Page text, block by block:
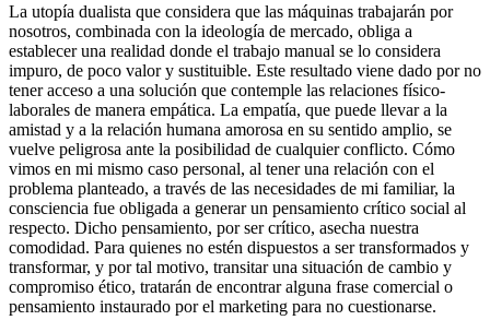
La utopía dualista que considera que las máquinas trabajarán por
nosotros, combinada con la ideología de mercado, obliga a
establecer una realidad donde el trabajo manual se lo considera
impuro, de poco valor y sustituible. Este resultado viene dado por no
tener acceso a una solución que contemple las relaciones físico-
laborales de manera empática. La empatía, que puede llevar a la
amistad y a la relación humana amorosa en su sentido amplio, se
vuelve peligrosa ante la posibilidad de cualquier conflicto. Cómo
vimos en mi mismo caso personal, al tener una relación con el
problema planteado, a través de las necesidades de mi familiar, la
consciencia fue obligada a generar un pensamiento crítico social al
respecto. Dicho pensamiento, por ser crítico, asecha nuestra
comodidad. Para quienes no estén dispuestos a ser transformados y
transformar, y por tal motivo, transitar una situación de cambio y
compromiso ético, tratarán de encontrar alguna frase comercial o
pensamiento instaurado por el marketing para no cuestionarse.